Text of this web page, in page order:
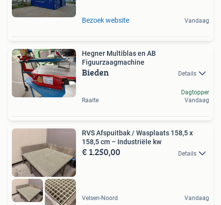
Bezoek website Vandaag
Hegner Multiblas en AB
Figuurzaagmachine
Bieden Details
Raalte
Dagtopper
Vandaag
RVS Afspuitbak / Wasplaats 158,5 x
158,5 cm – Industriële kw
€ 1.250,00 Details
Velsen-Noord Vandaag